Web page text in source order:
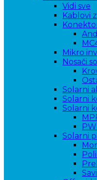
Vidi sve
Kablovi
Mikro
Nosači
Solarni
Solarni
Solarni
Solarni